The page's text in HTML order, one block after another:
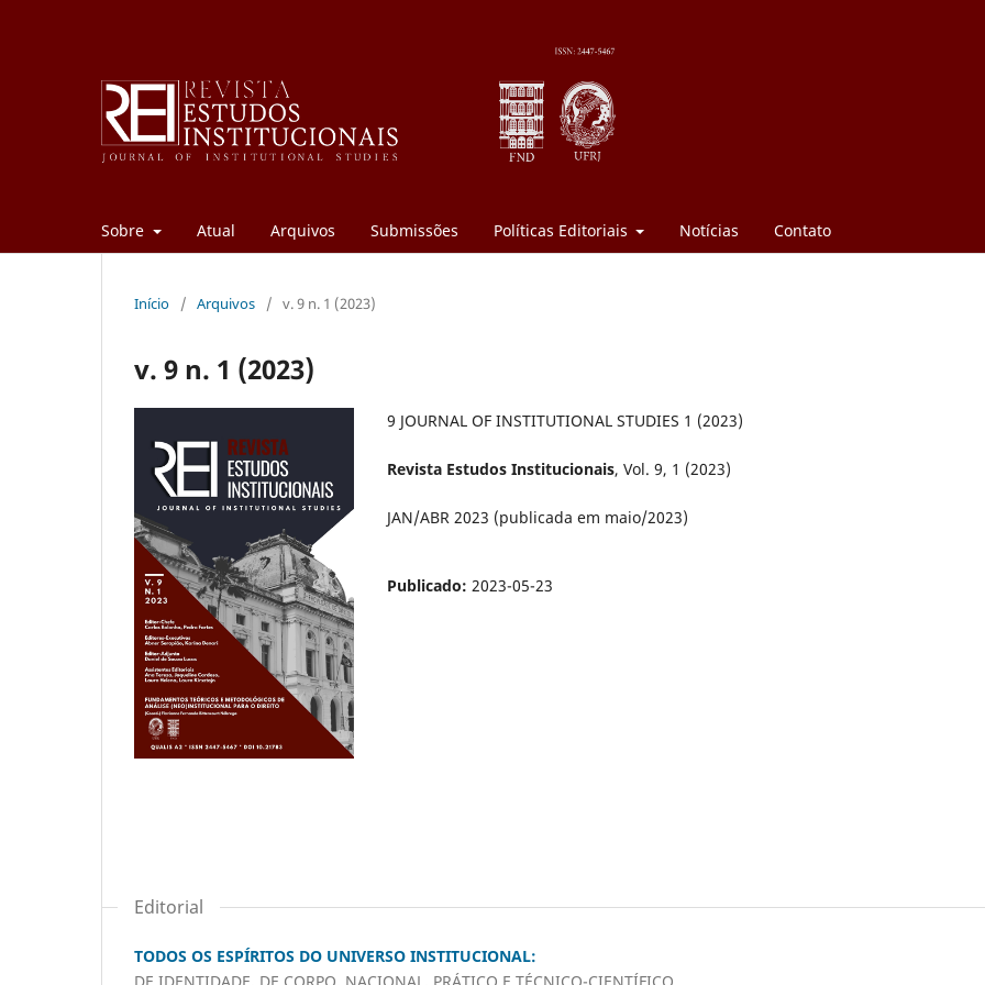
Sobre Atual Arquivos Submissões Políticas Editoriais Notícias Contato
Início / Arquivos / v. 9 n. 1 (2023)
v. 9 n. 1 (2023)
9 JOURNAL OF INSTITUTIONAL STUDIES 1 (2023)
Revista Estudos Institucionais, Vol. 9, 1 (2023)
JAN/ABR 2023 (publicada em maio/2023)
Publicado: 2023-05-23
Editorial
TODOS OS ESPÍRITOS DO UNIVERSO INSTITUCIONAL: